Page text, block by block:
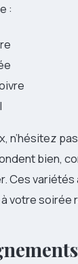
:
n’hésitez
bien,
Ces
votre soirée